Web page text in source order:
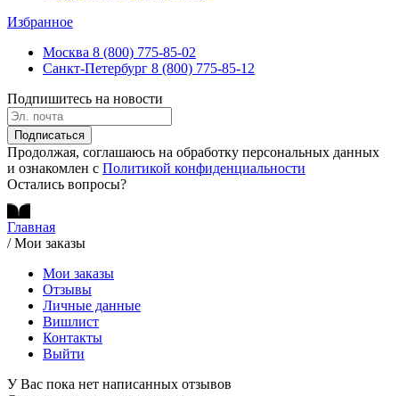
Избранное
Москва 8 (800) 775-85-02
Санкт-Петербург 8 (800) 775-85-12
Подпишитесь на новости
Подписаться
Продолжая, соглашаюсь на обработку персональных данных
и ознакомлен с Политикой конфиденциальности
Остались вопросы?
Главная
/ Мои заказы
Мои заказы
Отзывы
Личные данные
Вишлист
Контакты
Выйти
У Вас пока нет написанных отзывов